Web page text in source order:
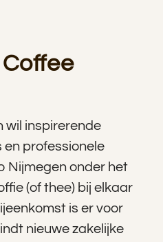
wil inspirerende
en professionele
Nijmegen onder het
(of thee) bij elkaar
is er voor
nieuwe zakelijke